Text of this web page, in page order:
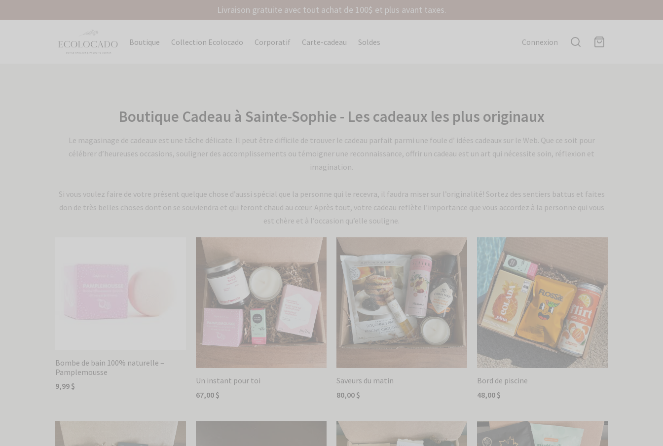
Livraison gratuite avec tout achat de 100$ et plus avant taxes.
Boutique Collection Ecolocado Corporatif Carte-cadeau Soldes Connexion
Boutique Cadeau à Sainte-Sophie - Les cadeaux les plus originaux
Le magasinage de cadeaux est une tâche délicate. Il peut être difficile de trouver le cadeau parfait parmi une foule d’ idées cadeaux sur le Web. Que ce soit pour
célébrer d’heureuses occasions, souligner des accomplissements ou témoigner une reconnaissance, offrir un cadeau est un art qui nécessite soin, réflexion et
imagination.
Si vous voulez faire de votre présent quelque chose d’aussi spécial que la personne qui le recevra, il faudra miser sur l’originalité! Sortez des sentiers battus et faites
don de très belles choses dont on se souviendra et qui feront chaud au cœur. Après tout, votre cadeau reflète l’importance que vous accordez à la personne qui vous
est chère et à l’occasion qu’elle souligne.
Bombe de bain 100% naturelle –
Pamplemousse
9,99 $
Un instant pour toi
67,00 $
Saveurs du matin
80,00 $
Bord de piscine
48,00 $